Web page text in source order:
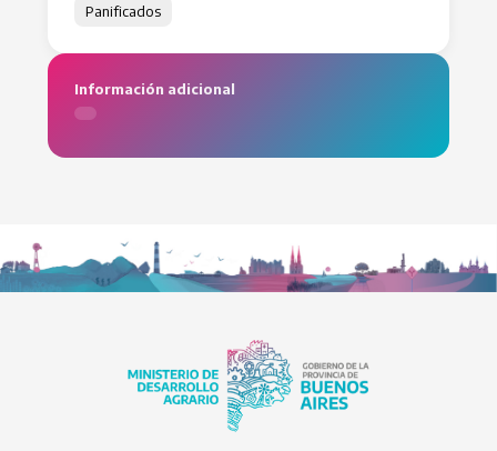
Panificados
Información adicional